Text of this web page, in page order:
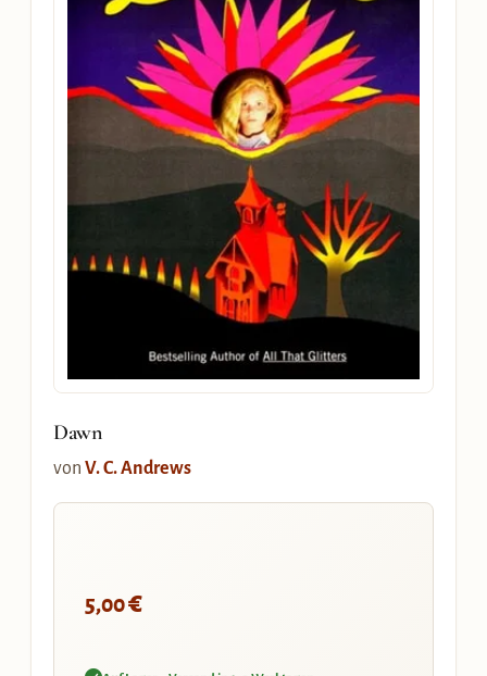
Dawn
von V. C. Andrews
5,00€